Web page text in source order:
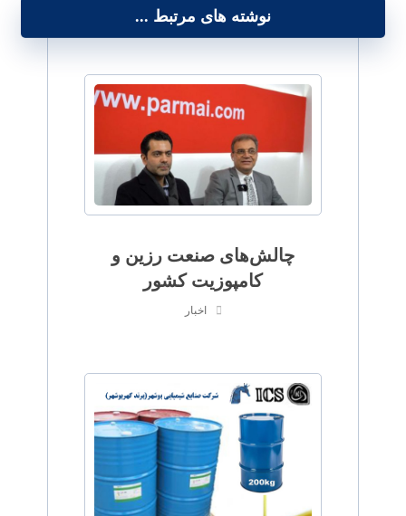
نوشته های مرتبط ...
چالش‌های صنعت رزین و
کامپوزیت کشور
اخبار